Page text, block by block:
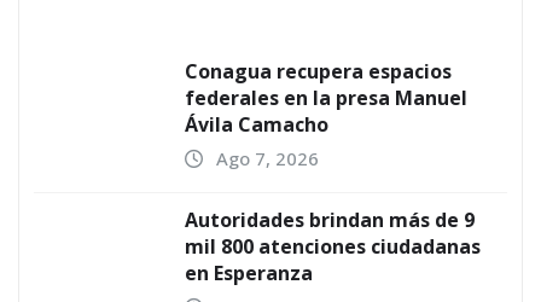
Conagua recupera espacios
federales en la presa Manuel
Ávila Camacho
Ago 7, 2026
Autoridades brindan más de 9
mil 800 atenciones ciudadanas
en Esperanza